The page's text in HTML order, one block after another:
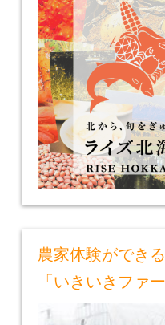
農家体験ができ
「いきいきファー